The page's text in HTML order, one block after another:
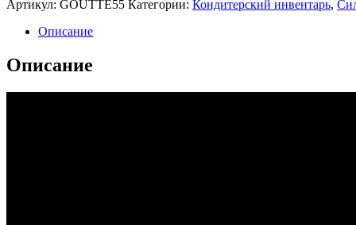
Артикул: GOUTTE55 Категории: Кондитерский инвентарь,
Описание
Описание